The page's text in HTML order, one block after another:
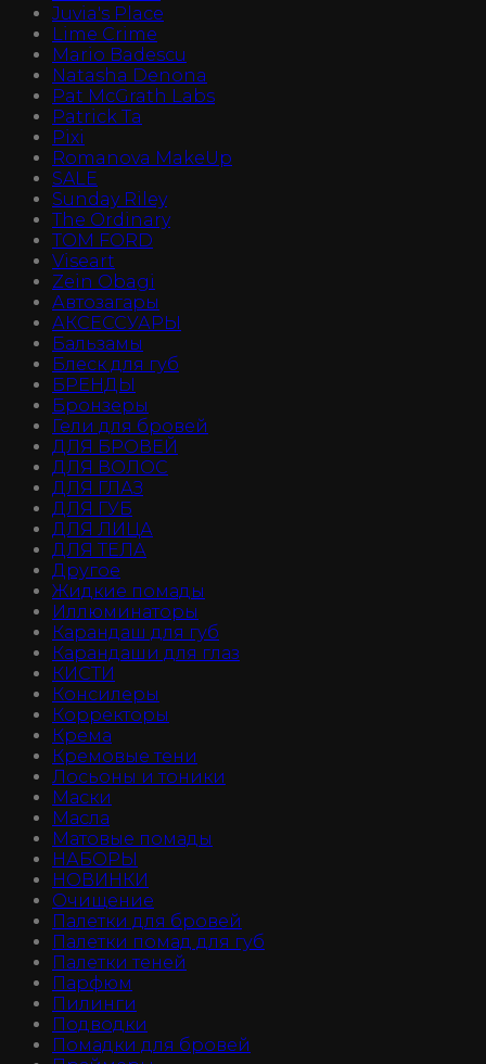
Juvia's Place
Lime Crime
Mario Badescu
Natasha Denona
Pat McGrath Labs
Patrick Ta
Pixi
Romanova MakeUp
SALE
Sunday Riley
The Ordinary
TOM FORD
Viseart
Zein Obagi
Автозагары
АКСЕССУАРЫ
Бальзамы
Блеск для губ
БРЕНДЫ
Бронзеры
Гели для бровей
ДЛЯ БРОВЕЙ
ДЛЯ ВОЛОС
ДЛЯ ГЛАЗ
ДЛЯ ГУБ
ДЛЯ ЛИЦА
ДЛЯ ТЕЛА
Другое
Жидкие помады
Иллюминаторы
Карандаш для губ
Карандаши для глаз
КИСТИ
Консилеры
Корректоры
Крема
Кремовые тени
Лосьоны и тоники
Маски
Масла
Матовые помады
НАБОРЫ
НОВИНКИ
Очищение
Палетки для бровей
Палетки помад для губ
Палетки теней
Парфюм
Пилинги
Подводки
Помадки для бровей